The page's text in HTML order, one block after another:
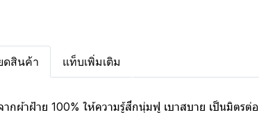
ดสินค้า แท็บเพิ่มเติม
กผ้าฝ้าย 100% ให้ความรู้สึกนุ่มฟู เบาสบาย เป็นมิตร